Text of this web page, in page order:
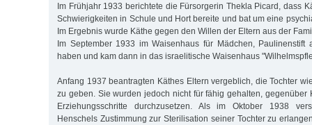
Im Frühjahr 1933 berichtete die Fürsorgerin Thekla Picard, dass
Schwierigkeiten in Schule und Hort bereite und bat um eine
Im Ergebnis wurde Käthe gegen den Willen der Eltern aus der
Im September 1933 im Waisenhaus für Mädchen, Paulinenstift
haben und kam dann in das israelitische Waisenhaus
Anfang 1937 beantragten Käthes Eltern vergeblich, die Tochter
zu geben. Sie wurden jedoch nicht für fähig gehalten, gegenüber
Erziehungsschritte durchzusetzen. Als im Oktober 1938
Henschels Zustimmung zur Sterilisation seiner Tochter zu